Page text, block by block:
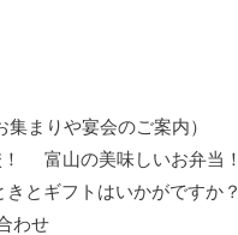
まりや宴会のご案内）
富山の美味しいお弁当！
とギフトはいかがですか？
わせ